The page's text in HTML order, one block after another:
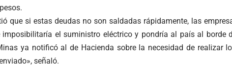
que si estas deudas no son saldadas rápidamente, las
imposibilitaría el suministro eléctrico y pondría al país al borde
ya notificó al de Hacienda sobre la necesidad de realizar
señaló.